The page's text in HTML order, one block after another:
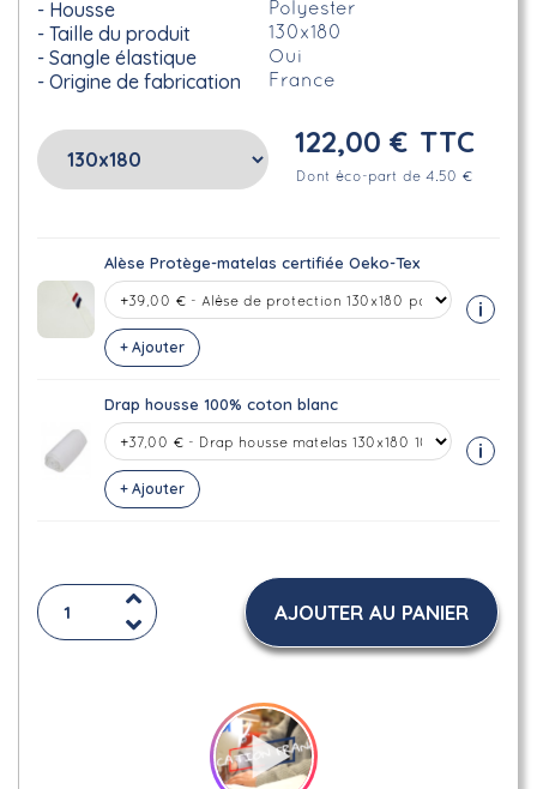
Housse Polyester
Taille du produit 130x180
Sangle élastique Oui
Origine de fabrication France
122,00 € TTC
Dont éco-part de 4.50 €
Alèse Protège-matelas certifiée Oeko-Tex
+ Ajouter
i
Drap housse 100% coton blanc
+ Ajouter
i
AJOUTER AU PANIER